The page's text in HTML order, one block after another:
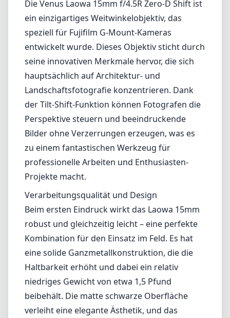
Die Venus Laowa 15mm f/4.5R Zero-D Shift ist
ein einzigartiges Weitwinkelobjektiv, das
speziell für Fujifilm G-Mount-Kameras
entwickelt wurde. Dieses Objektiv sticht durch
seine innovativen Merkmale hervor, die sich
hauptsächlich auf Architektur- und
Landschaftsfotografie konzentrieren. Dank
der Tilt-Shift-Funktion können Fotografen die
Perspektive steuern und beeindruckende
Bilder ohne Verzerrungen erzeugen, was es
zu einem fantastischen Werkzeug für
professionelle Arbeiten und Enthusiasten-
Projekte macht.
Verarbeitungsqualität und Design
Beim ersten Eindruck wirkt das Laowa 15mm
robust und gleichzeitig leicht – eine perfekte
Kombination für den Einsatz im Feld. Es hat
eine solide Ganzmetallkonstruktion, die die
Haltbarkeit erhöht und dabei ein relativ
niedriges Gewicht von etwa 1,5 Pfund
beibehält. Die matte schwarze Oberfläche
verleiht eine elegante Ästhetik, und das